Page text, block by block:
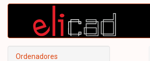
Ordenadores